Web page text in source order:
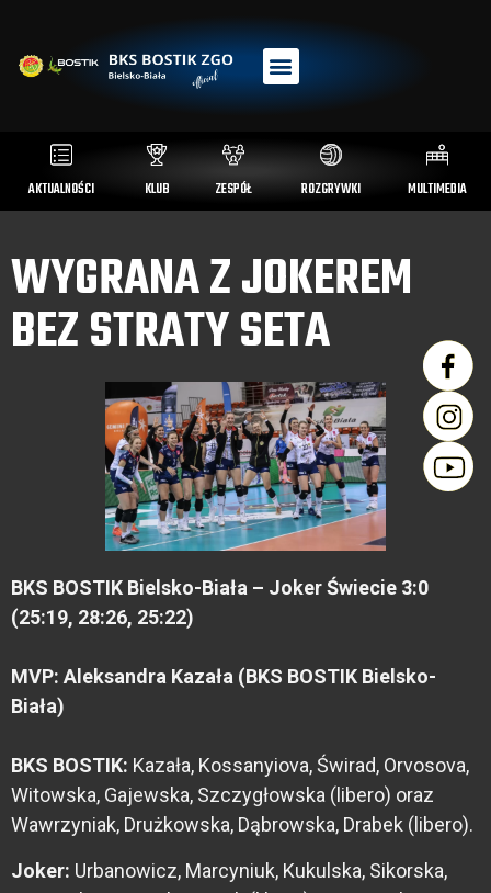
AKTUALNOŚCI KLUB ZESPÓŁ ROZGRYWKI MULTIMEDIA
WYGRANA Z JOKEREM
BEZ STRATY SETA
BKS BOSTIK Bielsko-Biała – Joker Świecie 3:0
(25:19, 28:26, 25:22)
MVP: Aleksandra Kazała (BKS BOSTIK Bielsko-
Biała)
BKS BOSTIK: Kazała, Kossanyiova, Świrad, Orvosova,
Witowska, Gajewska, Szczygłowska (libero) oraz
Wawrzyniak, Drużkowska, Dąbrowska, Drabek (libero).
Joker: Urbanowicz, Marcyniuk, Kukulska, Sikorska,